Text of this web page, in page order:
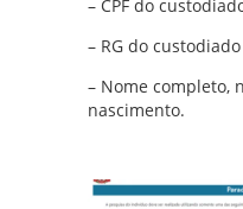
– CPF do
– RG do
– Nome completo,
nascimento.